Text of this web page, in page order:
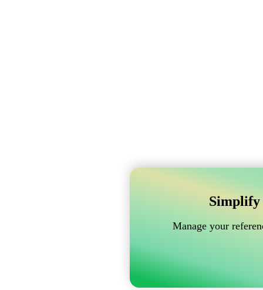
Simplify
Manage your